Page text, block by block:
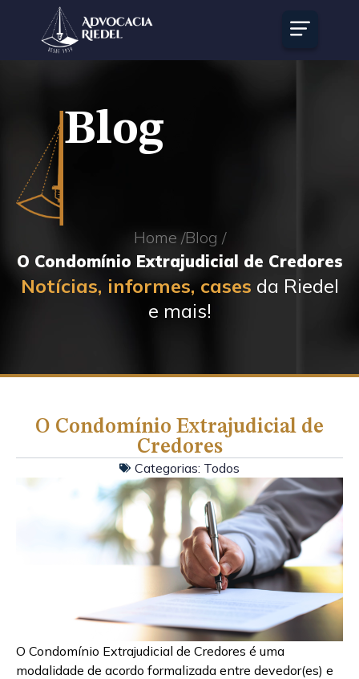
Blog
Home /Blog /
O Condomínio Extrajudicial de Credores
Notícias, informes, cases da Riedel
e mais!
O Condomínio Extrajudicial de
Credores
Categorias: Todos
O Condomínio Extrajudicial de Credores é uma
modalidade de acordo formalizada entre devedor(es) e